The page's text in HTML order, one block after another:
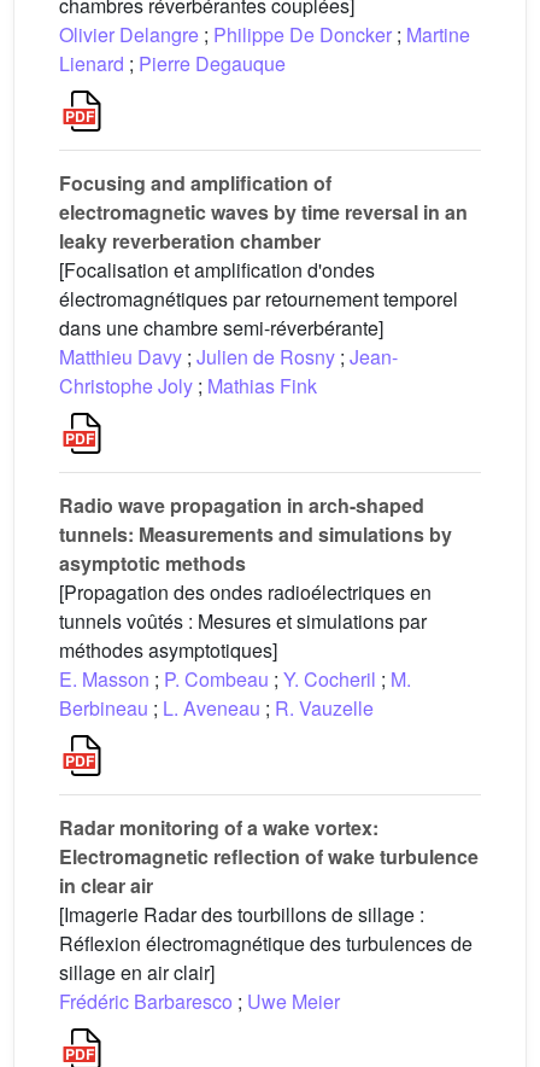
Olivier Delangre ; Philippe De Doncker ; Martine
Lienard ; Pierre Degauque
Focusing and amplification of
electromagnetic waves by time reversal in an
leaky reverberation chamber
[Focalisation et amplification d'ondes
électromagnétiques par retournement temporel
dans une chambre semi-réverbérante]
Matthieu Davy ; Julien de Rosny ; Jean-
Christophe Joly ; Mathias Fink
Radio wave propagation in arch-shaped
tunnels: Measurements and simulations by
asymptotic methods
[Propagation des ondes radioélectriques en
tunnels voûtés : Mesures et simulations par
méthodes asymptotiques]
E. Masson ; P. Combeau ; Y. Cocheril ; M.
Berbineau ; L. Aveneau ; R. Vauzelle
Radar monitoring of a wake vortex:
Electromagnetic reflection of wake turbulence
in clear air
[Imagerie Radar des tourbillons de sillage :
Réflexion électromagnétique des turbulences de
sillage en air clair]
Frédéric Barbaresco ; Uwe Meier